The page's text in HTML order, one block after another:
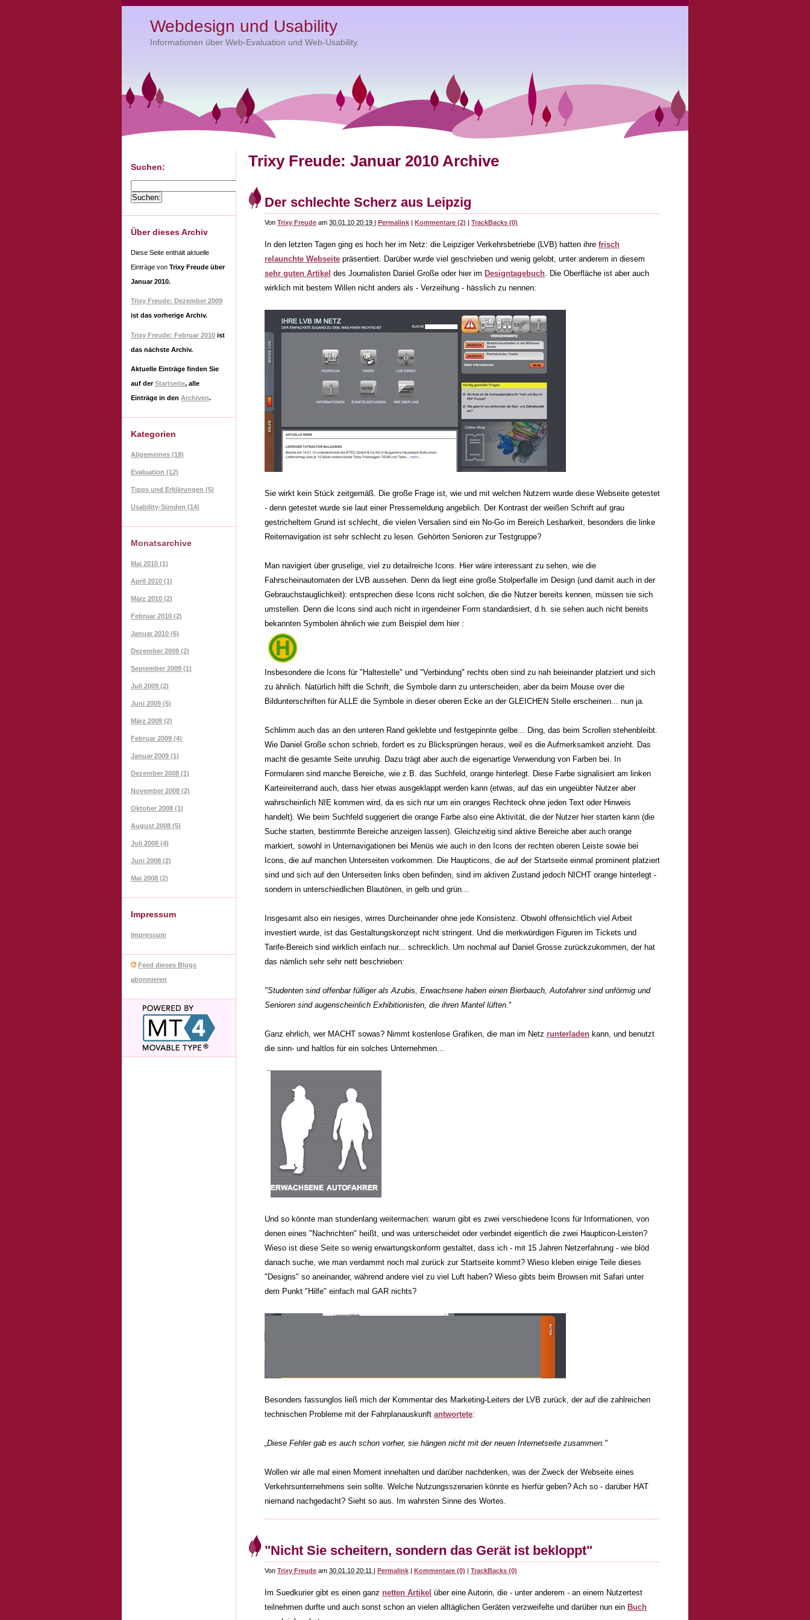
Webdesign und Usability
Informationen über Web-Evaluation und Web-Usability.
Trixy Freude: Januar 2010 Archive
Der schlechte Scherz aus Leipzig
Von Trixy Freude am 30.01.10 20:19 | Permalink | Kommentare (2) | TrackBacks (0)
In den letzten Tagen ging es hoch her im Netz: die Leipziger Verkehrsbetriebe (LVB) hatten ihre frisch
relaunchte Webseite präsentiert. Darüber wurde viel geschrieben und wenig gelobt, unter anderem in diesem
sehr guten Artikel des Journalisten Daniel Große oder hier im Designtagebuch. Die Oberfläche ist aber auch
wirklich mit bestem Willen nicht anders als - Verzeihung - hässlich zu nennen:
Sie wirkt kein Stück zeitgemäß. Die große Frage ist, wie und mit welchen Nutzern wurde diese Webseite getestet
- denn getestet wurde sie laut einer Pressemeldung angeblich. Der Kontrast der weißen Schrift auf grau
gestricheltem Grund ist schlecht, die vielen Versalien sind ein No-Go im Bereich Lesbarkeit, besonders die linke
Reiternavigation ist sehr schlecht zu lesen. Gehörten Senioren zur Testgruppe?
Man navigiert über gruselige, viel zu detailreiche Icons. Hier wäre interessant zu sehen, wie die
Fahrscheinautomaten der LVB aussehen. Denn da liegt eine große Stolperfalle im Design (und damit auch in der
Gebrauchstauglichkeit): entsprechen diese Icons nicht solchen, die die Nutzer bereits kennen, müssen sie sich
umstellen. Denn die Icons sind auch nicht in irgendeiner Form standardisiert, d.h. sie sehen auch nicht bereits
bekannten Symbolen ähnlich wie zum Beispiel dem hier :
Insbesondere die Icons für "Haltestelle" und "Verbindung" rechts oben sind zu nah beieinander platziert und sich
zu ähnlich. Natürlich hilft die Schrift, die Symbole dann zu unterscheiden, aber da beim Mouse over die
Bildunterschriften für ALLE die Symbole in dieser oberen Ecke an der GLEICHEN Stelle erscheinen... nun ja.
Schlimm auch das an den unteren Rand geklebte und festgepinnte gelbe... Ding, das beim Scrollen stehenbleibt.
Wie Daniel Große schon schrieb, fordert es zu Blicksprüngen heraus, weil es die Aufmerksamkeit anzieht. Das
macht die gesamte Seite unruhig. Dazu trägt aber auch die eigenartige Verwendung von Farben bei. In
Formularen sind manche Bereiche, wie z.B. das Suchfeld, orange hinterlegt. Diese Farbe signalisiert am linken
Karteireiterrand auch, dass hier etwas ausgeklappt werden kann (etwas, auf das ein ungeübter Nutzer aber
wahrscheinlich NIE kommen wird, da es sich nur um ein oranges Rechteck ohne jeden Text oder Hinweis
handelt). Wie beim Suchfeld suggeriert die orange Farbe also eine Aktivität, die der Nutzer hier starten kann (die
Suche starten, bestimmte Bereiche anzeigen lassen). Gleichzeitig sind aktive Bereiche aber auch orange
markiert, sowohl in Unternavigationen bei Menüs wie auch in den Icons der rechten oberen Leiste sowie bei
Icons, die auf manchen Unterseiten vorkommen. Die Haupticons, die auf der Startseite einmal prominent platziert
sind und sich auf den Unterseiten links oben befinden, sind im aktiven Zustand jedoch NICHT orange hinterlegt -
sondern in unterschiedlichen Blautönen, in gelb und grün...
Insgesamt also ein riesiges, wirres Durcheinander ohne jede Konsistenz. Obwohl offensichtlich viel Arbeit
investiert wurde, ist das Gestaltungskonzept nicht stringent. Und die merkwürdigen Figuren im Tickets und
Tarife-Bereich sind wirklich einfach nur... schrecklich. Um nochmal auf Daniel Grosse zurückzukommen, der hat
das nämlich sehr sehr nett beschrieben:
"Studenten sind offenbar fülliger als Azubis, Erwachsene haben einen Bierbauch, Autofahrer sind unförmig und
Senioren sind augenscheinlich Exhibitionisten, die ihren Mantel lüften."
Ganz ehrlich, wer MACHT sowas? Nimmt kostenlose Grafiken, die man im Netz runterladen kann, und benutzt
die sinn- und haltlos für ein solches Unternehmen...
Und so könnte man stundenlang weitermachen: warum gibt es zwei verschiedene Icons für Informationen, von
denen eines "Nachrichten" heißt, und was unterscheidet oder verbindet eigentlich die zwei Haupticon-Leisten?
Wieso ist diese Seite so wenig erwartungskonform gestaltet, dass ich - mit 15 Jahren Netzerfahrung - wie blöd
danach suche, wie man verdammt noch mal zurück zur Startseite kommt? Wieso kleben einige Teile dieses
"Designs" so aneinander, während andere viel zu viel Luft haben? Wieso gibts beim Browsen mit Safari unter
dem Punkt "Hilfe" einfach mal GAR nichts?
Besonders fassunglos ließ mich der Kommentar des Marketing-Leiters der LVB zurück, der auf die zahlreichen
technischen Probleme mit der Fahrplanauskunft antwortete:
„Diese Fehler gab es auch schon vorher, sie hängen nicht mit der neuen Internetseite zusammen."
Wollen wir alle mal einen Moment innehalten und darüber nachdenken, was der Zweck der Webseite eines
Verkehrsunternehmens sein sollte. Welche Nutzungsszenarien könnte es hierfür geben? Ach so - darüber HAT
niemand nachgedacht? Sieht so aus. Im wahrsten Sinne des Wortes.
"Nicht Sie scheitern, sondern das Gerät ist bekloppt"
Von Trixy Freude am 30.01.10 20:11 | Permalink | Kommentare (0) | TrackBacks (0)
Im Suedkurier gibt es einen ganz netten Artikel über eine Autorin, die - unter anderem - an einem Nutzertest
teilnehmen durfte und auch sonst schon an vielen alltäglichen Geräten verzweifelte und darüber nun ein Buch
Suchen:
Über dieses Archiv
Diese Seite enthält aktuelle
Einträge von Trixy Freude über
Januar 2010.
Trixy Freude: Dezember 2009
ist das vorherige Archiv.
Trixy Freude: Februar 2010 ist
das nächste Archiv.
Aktuelle Einträge finden Sie
auf derStartseite, alle
Einträge in den Archiven.
Kategorien
Allgemeines (18)
Evaluation (12)
Tipps und Erklärungen (5)
Usability-Sünden (14)
Monatsarchive
Mai 2010 (1)
April 2010 (1)
März 2010 (2)
Februar 2010 (2)
Januar 2010 (6)
Dezember 2009 (2)
September 2009 (1)
Juli 2009 (2)
Juni 2009 (5)
März 2009 (2)
Februar 2009 (4)
Januar 2009 (1)
Dezember 2008 (1)
November 2008 (2)
Oktober 2008 (1)
August 2008 (5)
Juli 2008 (4)
Juni 2008 (2)
Mai 2008 (2)
Impressum
Impressum
Feed dieses Blogs
abonnieren